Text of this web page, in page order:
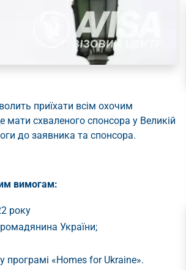
приїхати всім охочим
мати схваленого спонсора у Великій
до заявника та спонсора.
вимогам:
року
України;
програмі «Homes for Ukraine».